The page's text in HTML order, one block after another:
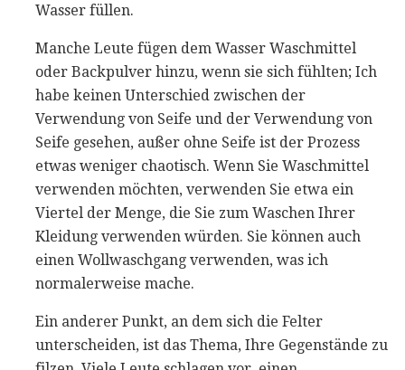
Wasser füllen.
Manche Leute fügen dem Wasser Waschmittel
oder Backpulver hinzu, wenn sie sich fühlten; Ich
habe keinen Unterschied zwischen der
Verwendung von Seife und der Verwendung von
Seife gesehen, außer ohne Seife ist der Prozess
etwas weniger chaotisch. Wenn Sie Waschmittel
verwenden möchten, verwenden Sie etwa ein
Viertel der Menge, die Sie zum Waschen Ihrer
Kleidung verwenden würden. Sie können auch
einen Wollwaschgang verwenden, was ich
normalerweise mache.
Ein anderer Punkt, an dem sich die Felter
unterscheiden, ist das Thema, Ihre Gegenstände zu